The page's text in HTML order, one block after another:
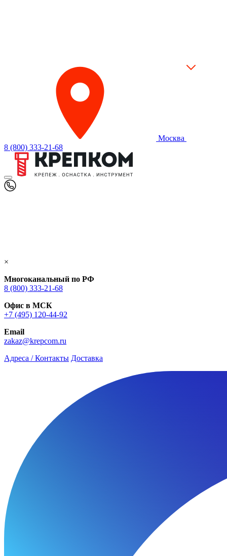
Москва
8 (800) 333-21-68
×
Многоканальный по РФ
8 (800) 333‑21-68
Офис в МСК
+7 (495) 120-44-92
Email
zakaz@krepcom.ru
Адреса / Контакты Доставка